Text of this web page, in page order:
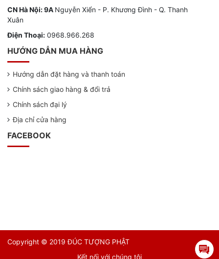
CN Hà Nội: 9A Nguyễn Xiển - P. Khương Đình - Q. Thanh
Xuân
Điện Thoại: 0968.966.268
HƯỚNG DẪN MUA HÀNG
Hướng dẫn đặt hàng và thanh toán
Chính sách giao hàng & đổi trả
Chính sách đại lý
Địa chỉ cửa hàng
FACEBOOK
Copyright © 2019 ĐÚC TƯỢNG PHẬT
Kết nối với chúng tôi